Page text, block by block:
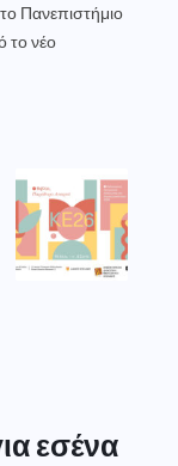
Πανεπιστήμιο
το νέο
εσένα